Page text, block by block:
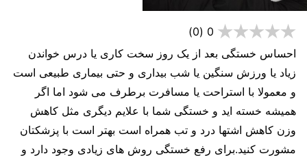
0
(0)
احساس خستگی بعد از یک روز سخت کاری یا درس خواندن
زیاد یا ورزش سنگین یا شب بیداری و حتی بیماری طبیعی است
و معمولا با استراحت یا مسافرت برطرف می شود اما اگر
همیشه خسته اید و خستگی شما با علایم دیگری مثل کاهش
وزن کاهش اشتها درد و تب همراه است بهتر است با پزشکتان
مشورت کنید.برای رفع خستگی روش های زیادی وجود دارد و